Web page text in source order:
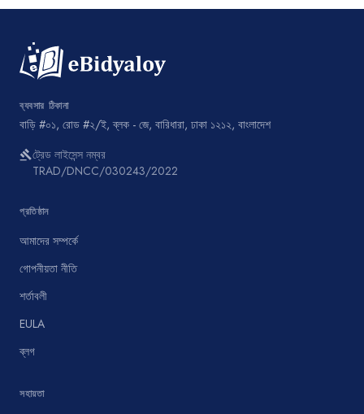
ব্যবসার ঠিকানা
বাড়ি #০১, রোড #২/ই, ব্লক - জে, বারিধারা, ঢাকা ১২১২, বাংলাদেশ
gavelট্রেড লাইসেন্স নম্বর
TRAD/DNCC/030243/2022
প্রতিষ্ঠান
আমাদের সম্পর্কে
গোপনীয়তা নীতি
শর্তাবলী
EULA
ব্লগ
সহায়তা